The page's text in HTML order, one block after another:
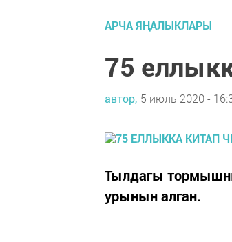
АРЧА ЯҢАЛЫКЛАРЫ
75
автор, 5 июль 2020 -
Тылдагы
урынын алган.